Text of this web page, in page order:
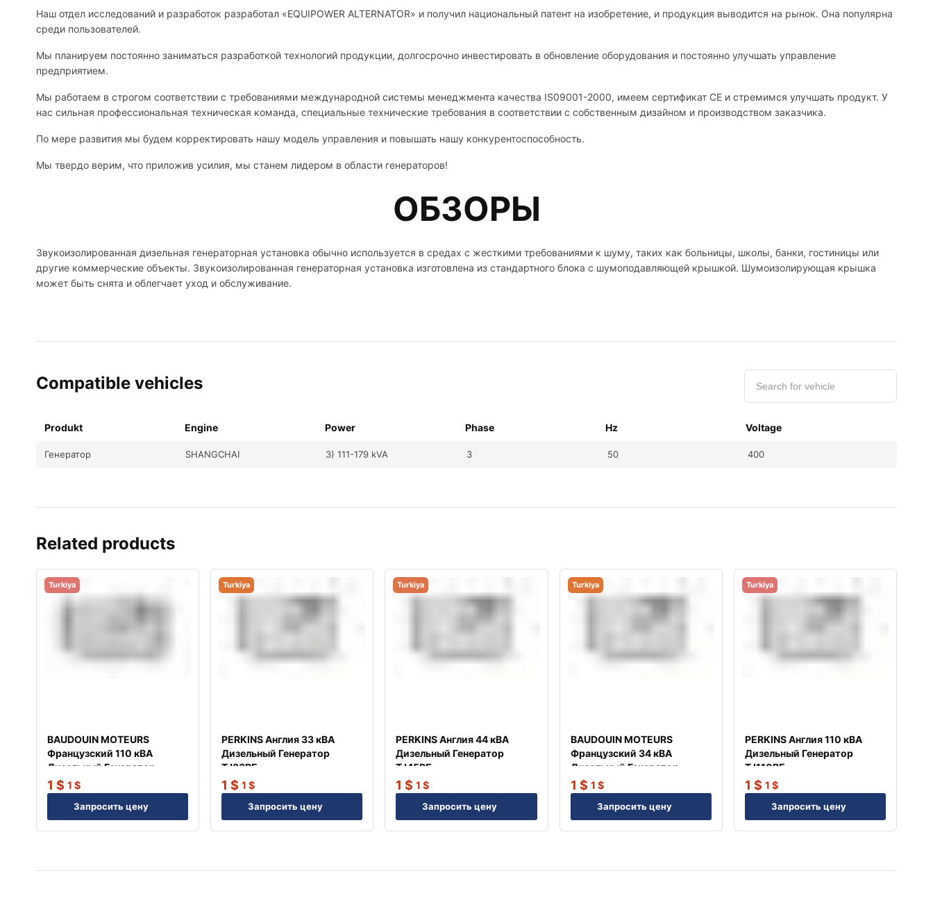
Наш отдел исследований и разработок разработал «EQUIPOWER ALTERNATOR» и получил национальный патент на изобретение, и продукция выводится на рынок. Она популярна
среди пользователей.
Мы планируем постоянно заниматься разработкой технологий продукции, долгосрочно инвестировать в обновление оборудования и постоянно улучшать управление
предприятием.
Мы работаем в строгом соответствии с требованиями международной системы менеджмента качества IS09001-2000, имеем сертификат CE и стремимся улучшать продукт. У
нас сильная профессиональная техническая команда, специальные технические требования в соответствии с собственным дизайном и производством заказчика.
По мере развития мы будем корректировать нашу модель управления и повышать нашу конкурентоспособность.
Мы твердо верим, что приложив усилия, мы станем лидером в области генераторов!
ОБЗОРЫ
Звукоизолированная дизельная генераторная установка обычно используется в средах с жесткими требованиями к шуму, таких как больницы, школы, банки, гостиницы или
другие коммерческие объекты. Звукоизолированная генераторная установка изготовлена ​​из стандартного блока с шумоподавляющей крышкой. Шумоизолирующая крышка
может быть снята и облегчает уход и обслуживание.
Compatible vehicles
Produkt Engine Power Phase Hz Voltage
Генератор SHANGCHAI 3) 111-179 kVA 3 50 400
Related products
Turkiya
BAUDOUIN MOTEURS
Французский 110 кВА
Дизельный Генератор
TJ110BD
1 $ 1 $
Запросить цену
Turkiya
PERKINS Англия 33 кВА
Дизельный Генератор
TJ33PE
1$ 1$
Запросить цену
Turkiya
PERKINS Англия 44 кВА
Дизельный Генератор
TJ45PE
1$ 1$
Запросить цену
Turkiya
BAUDOUIN MOTEURS
Французский 34 кВА
Дизельный Генератор
TJ35BD
1 $ 1 $
Запросить цену
Turkiya
PERKINS Англия 110 кВА
Дизельный Генератор
TJ110PE
1 $ 1 $
Запросить цену